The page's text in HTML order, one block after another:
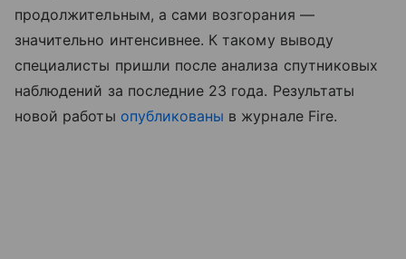
продолжительным, а сами возгорания —
значительно интенсивнее. К такому выводу
специалисты пришли после анализа спутниковых
наблюдений за последние 23 года. Результаты
новой работы опубликованы в журнале Fire.